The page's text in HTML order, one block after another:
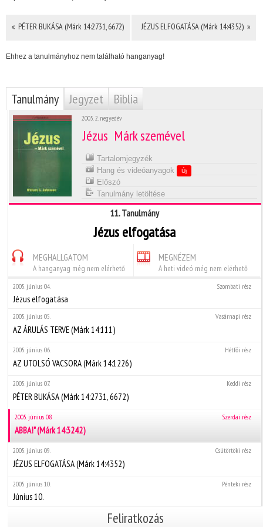
« PÉTER BUKÁSA (Márk 14:2731, 6672) JÉZUS ELFOGATÁSA (Márk 14:4352) »
Ehhez a tanulmányhoz nem található hanganyag!
Tanulmány Jegyzet Biblia
2005. 2. negyedév
Jézus  Márk szemével
Tartalomjegyzék
Hang és videóanyagok
Új
Előszó
Tanulmány letöltése
11. Tanulmány
Jézus elfogatása
MEGHALLGATOM
A hanganyag még nem elérhető
MEGNÉZEM
A heti videó még nem elérhető
Szombati rész
2005. június 04.
Jézus elfogatása
Vasárnapi rész
2005. június 05.
AZ ÁRULÁS TERVE (Márk 14:111)
Hétfői rész
2005. június 06.
AZ UTOLSÓ VACSORA (Márk 14:1226)
Keddi rész
2005. június 07.
PÉTER BUKÁSA (Márk 14:2731, 6672)
Szerdai rész
2005. június 08.
ABBA!" (Márk 14:3242)
Csütörtöki rész
2005. június 09.
JÉZUS ELFOGATÁSA (Márk 14:4352)
Pénteki rész
2005. június 10.
Június 10.
Feliratkozás